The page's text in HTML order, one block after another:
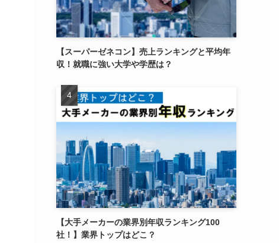
【スーパーゼネコン】売上ランキングと平均年
収！就職に強い大学や学歴は？
【大手メーカーの業界別年収ランキング100
社！】業界トップはどこ？